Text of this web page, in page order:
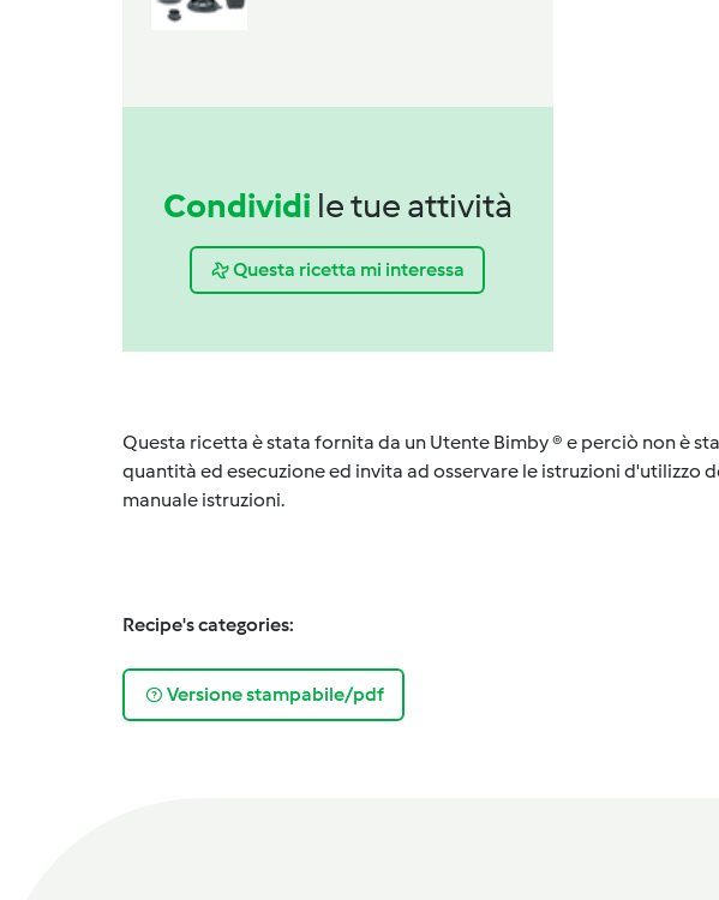
Condividi le tue attività
Questa ricetta mi interessa
Questa ricetta è stata fornita da un Utente Bimby ® e perciò non è
quantità ed esecuzione ed invita ad osservare le istruzioni d'utilizzo
manuale istruzioni.
Recipe's categories:
Versione stampabile/pdf